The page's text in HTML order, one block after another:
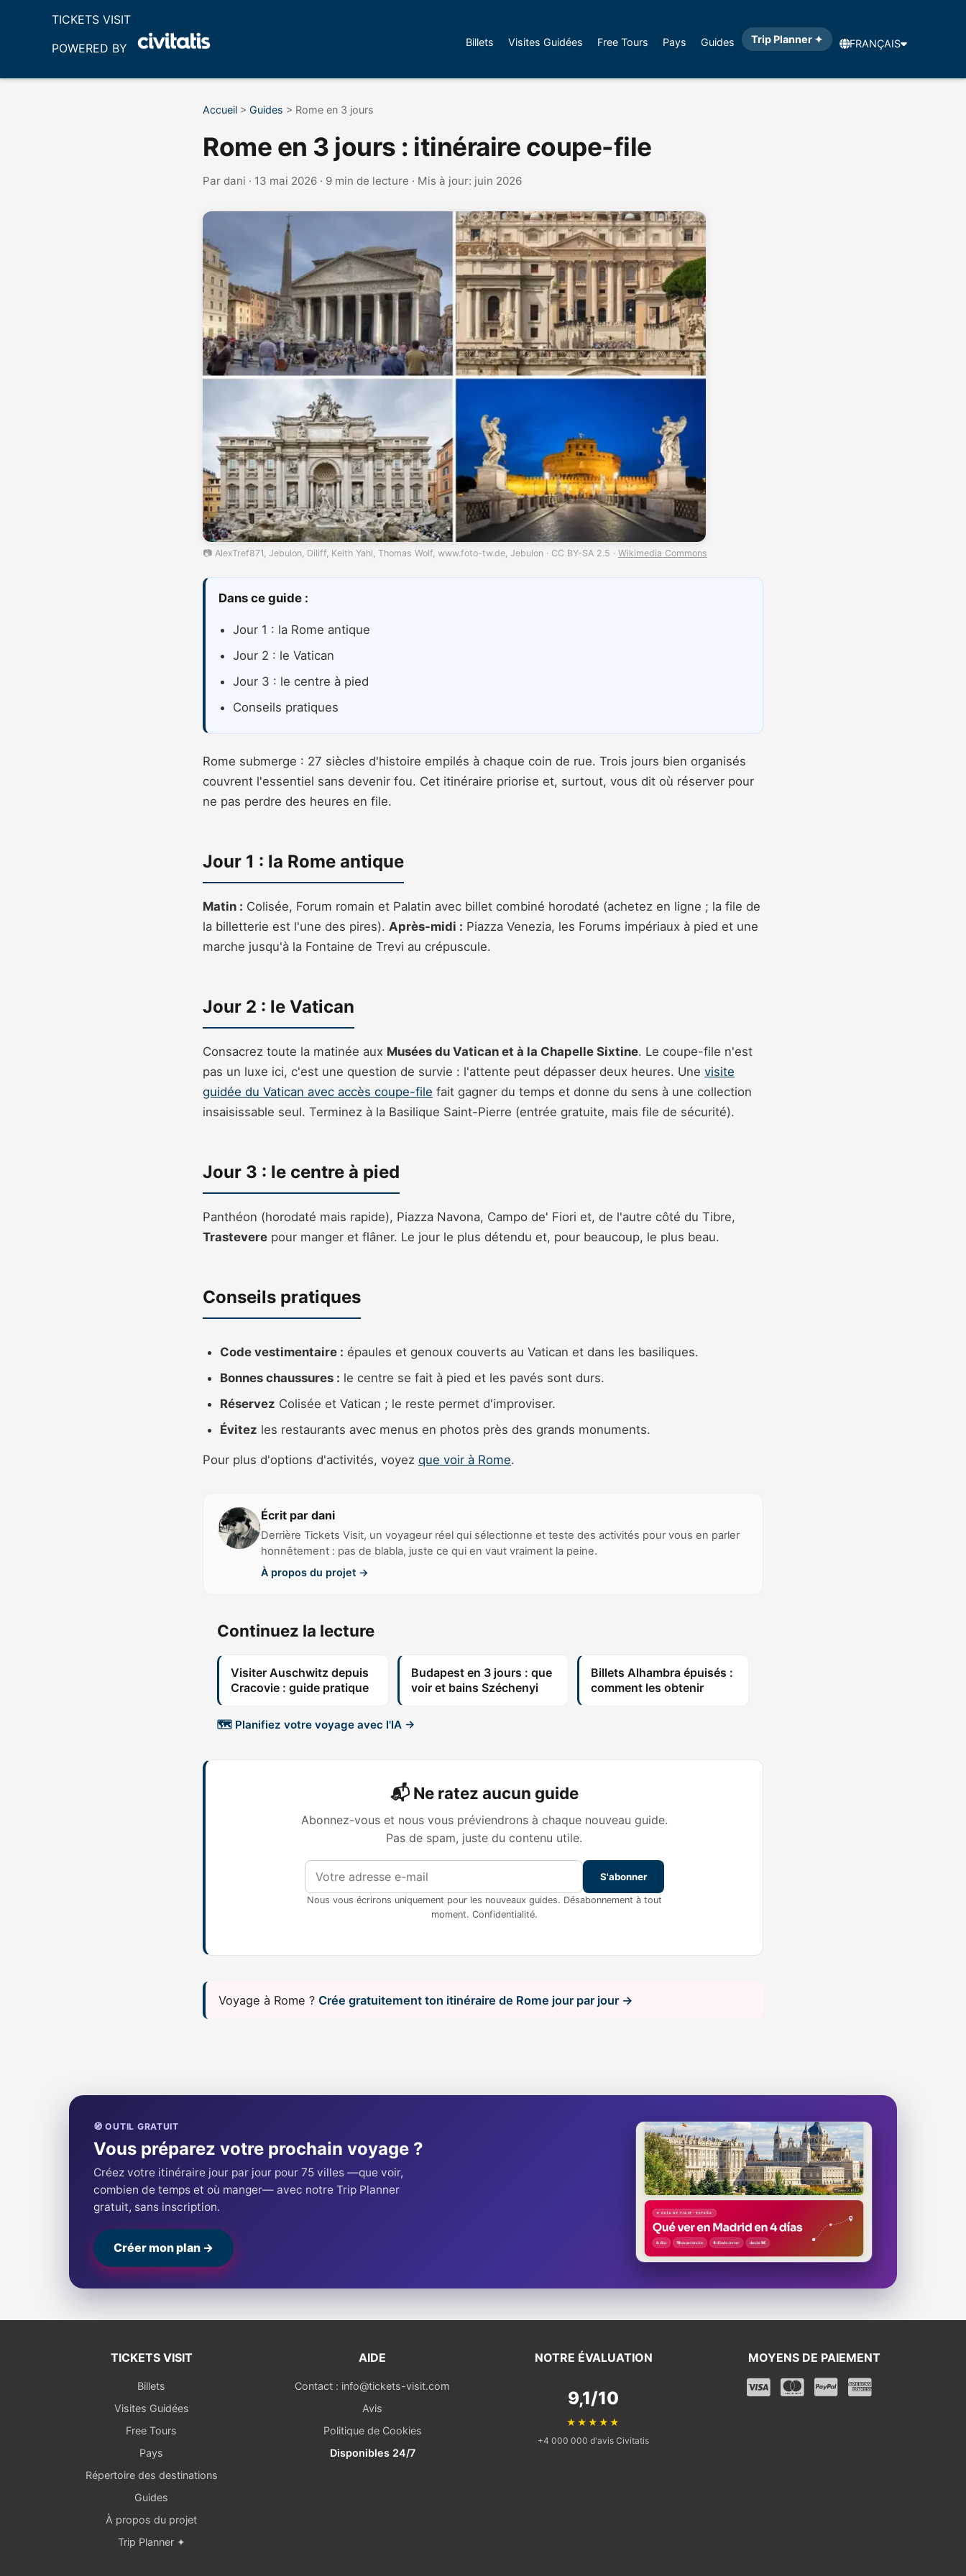
TICKETS VISIT
POWERED BY
Billets Visites Guidées Free Tours Pays Guides Trip Planner ✦ FRANÇAIS
Accueil > Guides > Rome en 3 jours
Rome en 3 jours : itinéraire coupe-file
Par dani · 13 mai 2026 · 9 min de lecture · Mis à jour: juin 2026
📷 AlexTref871, Jebulon, Diliff, Keith Yahl, Thomas Wolf, www.foto-tw.de, Jebulon · CC BY-SA 2.5 · Wikimedia Commons
Dans ce guide :
Jour 1 : la Rome antique
Jour 2 : le Vatican
Jour 3 : le centre à pied
Conseils pratiques
Rome submerge : 27 siècles d'histoire empilés à chaque coin de rue. Trois jours bien organisés
couvrent l'essentiel sans devenir fou. Cet itinéraire priorise et, surtout, vous dit où réserver pour
ne pas perdre des heures en file.
Jour 1 : la Rome antique
Matin : Colisée, Forum romain et Palatin avec billet combiné horodaté (achetez en ligne ; la file de
la billetterie est l'une des pires). Après-midi : Piazza Venezia, les Forums impériaux à pied et une
marche jusqu'à la Fontaine de Trevi au crépuscule.
Jour 2 : le Vatican
Consacrez toute la matinée aux Musées du Vatican et à la Chapelle Sixtine. Le coupe-file n'est
pas un luxe ici, c'est une question de survie : l'attente peut dépasser deux heures. Une visite
guidée du Vatican avec accès coupe-file fait gagner du temps et donne du sens à une collection
insaisissable seul. Terminez à la Basilique Saint-Pierre (entrée gratuite, mais file de sécurité).
Jour 3 : le centre à pied
Panthéon (horodaté mais rapide), Piazza Navona, Campo de' Fiori et, de l'autre côté du Tibre,
Trastevere pour manger et flâner. Le jour le plus détendu et, pour beaucoup, le plus beau.
Conseils pratiques
Code vestimentaire : épaules et genoux couverts au Vatican et dans les basiliques.
Bonnes chaussures : le centre se fait à pied et les pavés sont durs.
Réservez Colisée et Vatican ; le reste permet d'improviser.
Évitez les restaurants avec menus en photos près des grands monuments.
Pour plus d'options d'activités, voyez que voir à Rome.
Écrit par dani
Derrière Tickets Visit, un voyageur réel qui sélectionne et teste des activités pour vous en parler
honnêtement : pas de blabla, juste ce qui en vaut vraiment la peine.
À propos du projet →
Continuez la lecture
Visiter Auschwitz depuis
Cracovie : guide pratique
Budapest en 3 jours : que
voir et bains Széchenyi
Billets Alhambra épuisés :
comment les obtenir
🗺️ Planifiez votre voyage avec l'IA →
📬 Ne ratez aucun guide
Abonnez-vous et nous vous préviendrons à chaque nouveau guide.
Pas de spam, juste du contenu utile.
S'abonner
Nous vous écrirons uniquement pour les nouveaux guides. Désabonnement à tout
moment. Confidentialité.
Voyage à Rome ? Crée gratuitement ton itinéraire de Rome jour par jour →
🧭 OUTIL GRATUIT
Vous préparez votre prochain voyage ?
Créez votre itinéraire jour par jour pour 75 villes —que voir,
combien de temps et où manger— avec notre Trip Planner
gratuit, sans inscription.
Créer mon plan →
TICKETS VISIT
Billets
Visites Guidées
Free Tours
Pays
Répertoire des destinations
Guides
À propos du projet
Trip Planner ✦
AIDE
Contact : info@tickets-visit.com
Avis
Politique de Cookies
Disponibles 24/7
NOTRE ÉVALUATION
9,1/10
★★★★★
+4 000 000 d'avis Civitatis
MOYENS DE PAIEMENT